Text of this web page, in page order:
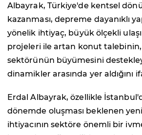
Albayrak, Türkiye'de kentsel
kazanması, depreme dayanıklı
yönelik ihtiyaç, büyük ölçekli
projeleri ile artan konut talebinin,
sektörünün büyümesini
dinamikler arasında yer aldığını
Erdal Albayrak, özellikle
dönemde oluşması beklenen
ihtiyacının sektöre önemli bir